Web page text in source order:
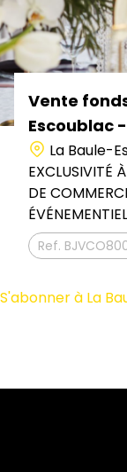
Vente
Escoublac
La Baule-
EXCLUSIVITÉ
DE
S'abonner à La